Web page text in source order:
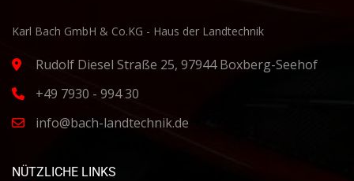
Karl Bach GmbH & Co.KG - Haus der Landtechnik
Rudolf Diesel Straße 25, 97944 Boxberg-Seehof
+49 7930 - 994 30
info@bach-landtechnik.de
NÜTZLICHE LINKS